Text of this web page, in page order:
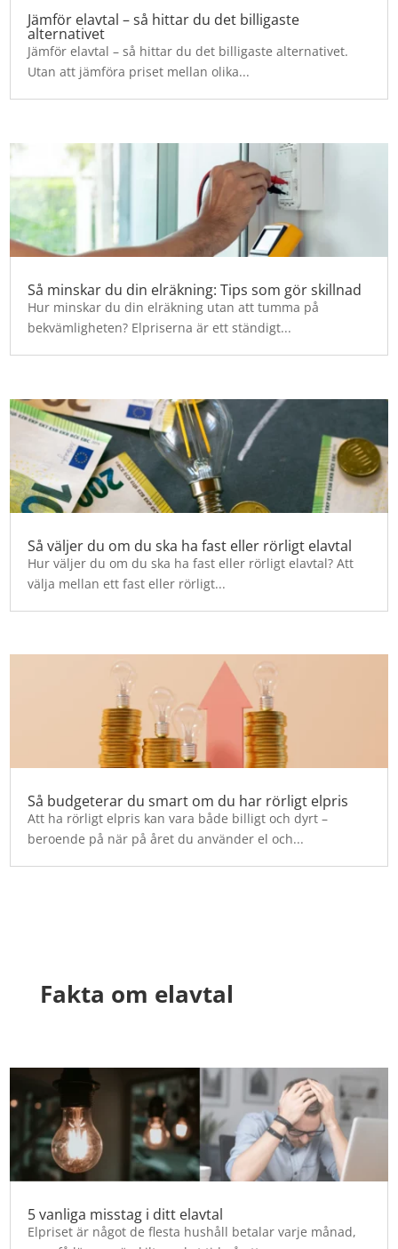
Jämför elavtal – så hittar du det billigaste
alternativet
Jämför elavtal – så hittar du det billigaste alternativet.
Utan att jämföra priset mellan olika...
Så minskar du din elräkning: Tips som gör skillnad
Hur minskar du din elräkning utan att tumma på
bekvämligheten? Elpriserna är ett ständigt...
Så väljer du om du ska ha fast eller rörligt elavtal
Hur väljer du om du ska ha fast eller rörligt elavtal? Att
välja mellan ett fast eller rörligt...
Så budgeterar du smart om du har rörligt elpris
Att ha rörligt elpris kan vara både billigt och dyrt –
beroende på när på året du använder el och...
Fakta om elavtal
5 vanliga misstag i ditt elavtal
Elpriset är något de flesta hushåll betalar varje månad,